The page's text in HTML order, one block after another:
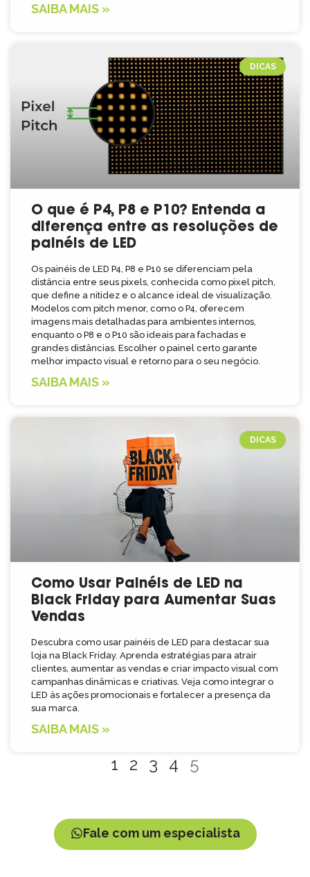
SAIBA MAIS »
DICAS
O que é P4, P8 e P10? Entenda a
diferença entre as resoluções de
painéis de LED
Os painéis de LED P4, P8 e P10 se diferenciam pela
distância entre seus pixels, conhecida como pixel pitch,
que define a nitidez e o alcance ideal de visualização.
Modelos com pitch menor, como o P4, oferecem
imagens mais detalhadas para ambientes internos,
enquanto o P8 e o P10 são ideais para fachadas e
grandes distâncias. Escolher o painel certo garante
melhor impacto visual e retorno para o seu negócio.
SAIBA MAIS »
DICAS
Como Usar Painéis de LED na
Black Friday para Aumentar Suas
Vendas
Descubra como usar painéis de LED para destacar sua
loja na Black Friday. Aprenda estratégias para atrair
clientes, aumentar as vendas e criar impacto visual com
campanhas dinâmicas e criativas. Veja como integrar o
LED às ações promocionais e fortalecer a presença da
sua marca.
SAIBA MAIS »
1 2 3 4 5
Fale com um especialista